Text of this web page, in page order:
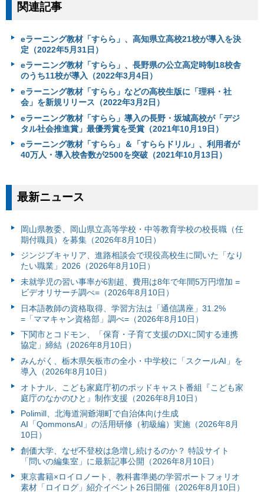
関連記事
eラーニング教材「すらら」、高知県立高校21校が導入を決
定（2022年5月31日）
eラーニング教材「すらら」、長野県の公立高定時制18校舎
のうち11校が導入（2022年3月4日）
eラーニング教材「すらら」などの高校生版に「理科・社
会」を新規リリース（2022年3月2日）
eラーニング教材「すらら」導入の長野・坂城高校が「デジ
タル社会推進賞」最優秀賞を受賞（2021年10月19日）
eラーニング教材「すらら」＆「すららドリル」、利用者が
40万人・導入校舎数が2500を突破（2021年10月13日）
最新ニュース
岡山県教委、岡山県立高等学校・中等教育学校の校長職（任
期付職員）を募集（2026年8月10日）
ジンジブキャリア、進路相談会で現役高校生に聞いた「なり
たい職業」2026（2026年8月10日）
未就学児の習い事率が6割超、費用は8年で年間5万円増加 =
ビデオリサーチ調べ=（2026年8月10日）
日本語教師の資格取得、学習方法は「通信講座」31.2%
=「ママキャン資格部」調べ=（2026年8月10日）
下関市とコドモン、「保育・子育て支援のDXに関する連携
協定」締結（2026年8月10日）
みんがく、栃木県矢板市の全小・中学校に「スクールAI」を
導入（2026年8月10日）
オトナル、こども家庭庁初のポッドキャスト番組『こども家
庭庁のなかのひと』制作支援（2026年8月10日）
Polimill、北海道洞爺湖町で自治体向け生成
AI「QommonsAI」の活用研修（初級編）実施（2026年8月
10日）
創価大学、なぜ不登校は急増し続けるのか？ 特設サイト
「問いの編集室」に最新記事公開（2026年8月10日）
東京書籍×ロイロノート、教科書準拠の学習ポートフォリオ
素材「ロイログ」紹介イベント26日開催（2026年8月10日）